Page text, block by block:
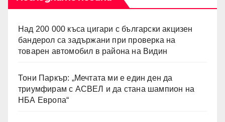
Над 200 000 къса цигари с български акцизен
бандерол са задържани при проверка на
товарен автомобил в района на Видин
Тони Паркър: „Мечтата ми е един ден да
триумфирам с АСВЕЛ и да стана шампион на
НБА Европа“